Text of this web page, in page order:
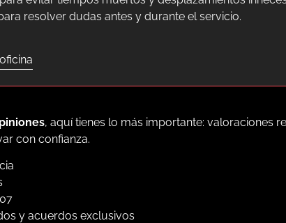
resolver dudas antes y durante el servicio.
, aquí tienes lo más importante: valoraciones
con confianza.
y acuerdos exclusivos